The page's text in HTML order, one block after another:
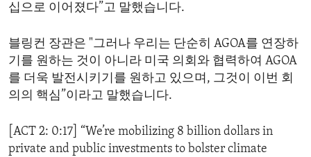
십으로 이어졌다”고 말했습니다.
블링컨 장관은 "그러나 우리는 단순히 AGOA를 연장하
기를 원하는 것이 아니라 미국 의회와 협력하여 AGOA
를 더욱 발전시키기를 원하고 있으며, 그것이 이번 회
의의 핵심”이라고 말했습니다.
[ACT 2: 0:17] “We’re mobilizing 8 billion dollars in
private and public investments to bolster climate